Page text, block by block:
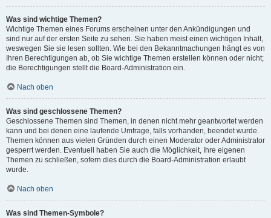
Was sind wichtige Themen?
Wichtige Themen eines Forums erscheinen unter den Ankündigungen und
sind nur auf der ersten Seite zu sehen. Sie haben meist einen wichtigen Inhalt,
weswegen Sie sie lesen sollten. Wie bei den Bekanntmachungen hängt es von
Ihren Berechtigungen ab, ob Sie wichtige Themen erstellen können oder nicht;
die Berechtigungen stellt die Board-Administration ein.
Nach oben
Was sind geschlossene Themen?
Geschlossene Themen sind Themen, in denen nicht mehr geantwortet werden
kann und bei denen eine laufende Umfrage, falls vorhanden, beendet wurde.
Themen können aus vielen Gründen durch einen Moderator oder Administrator
gesperrt werden. Eventuell haben Sie auch die Möglichkeit, Ihre eigenen
Themen zu schließen, sofern dies durch die Board-Administration erlaubt
wurde.
Nach oben
Was sind Themen-Symbole?